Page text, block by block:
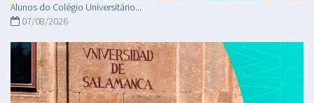
Alunos do Colégio Universitário...
07/08/2026